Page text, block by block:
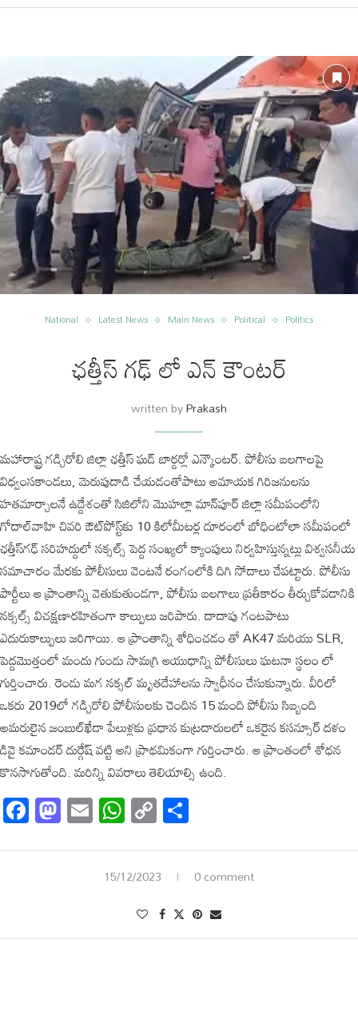
National Latest News Main News Political Politics
ఛత్తీస్ గఢ్ లో ఎన్ కౌంటర్
written byPrakash
మహారాష్ట్ర గడ్చిరోలి జిల్లా ఛత్తీస్ ఘడ్ బార్డర్లో ఎన్కౌంటర్. పోలీసు బలగాలపై
విధ్వంసకాండలు, మెరుపుదాడి చేయడంతోపాటు అమాయక గిరిజనులను
హతమార్చాలనే ఉద్దేశంతో సిజిలోని మొహల్లా మాన్‌పూర్ జిల్లా సమీపంలోని
గోదాల్‌వాహి చివరి ఔట్‌పోస్ట్‌కు 10 కిలోమీటర్ల దూరంలో బోధింటోలా సమీపంలో
ఛత్తీస్‌గఢ్ సరిహద్దులో నక్సల్స్ పెద్ద సంఖ్యలో క్యాంపులు నిర్వహిస్తున్నట్లు విశ్వసనీయ
సమాచారం మేరకు పోలీసులు వెంటనే రంగంలోకి దిగి సోదాలు చేపట్టారు. పోలీసు
పార్టీలు ఆ ప్రాంతాన్ని వెతుకుతుండగా, పోలీసు బలగాలు ప్రతీకారం తీర్చుకోవడానికి
నక్సల్స్ విచక్షణారహితంగా కాల్పులు జరిపారు. దాదాపు గంటపాటు
ఎదురుకాల్పులు జరిగాయి. ఆ ప్రాంతాన్ని శోధించడం తో AK47 మరియు SLR,
పెద్దమొత్తంలో మందు గుండు సామగ్రి ఆయుధాన్ని పోలీసులు ఘటనా స్థలం లో
గుర్తించారు. రెండు మగ నక్సల్ మృతదేహాలను స్వాధీనం చేసుకున్నారు. వీరిలో
ఒకరు 2019లో గడ్చిరోలి పోలీసులకు చెందిన 15 మంది పోలీసు సిబ్బంది
అమరులైన జంబుల్‌ఖేడా పేలుళ్లకు ప్రధాన కుట్రదారులలో ఒకరైన కసన్సూర్ దళం
డివై కమాండర్ దుర్గేష్ వట్టి అని ప్రాథమికంగా గుర్తించారు. ఆ ప్రాంతంలో శోధన
కొనసాగుతోంది. మరిన్ని వివరాలు తెలియాల్సి ఉంది.
Facebook
Mastodon
EmailWhatsApp
Copy
Link
15/12/2023 0 comment